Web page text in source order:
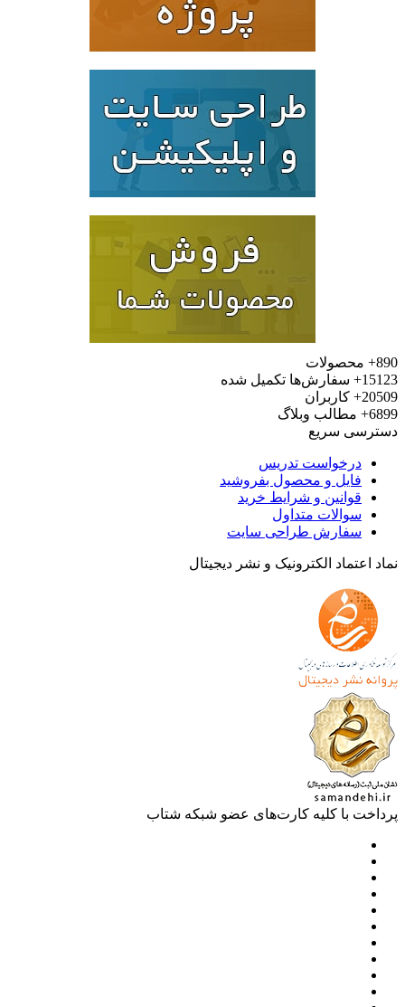
محصولات
سفارش‌ها تکمیل شده
کاربران
مطالب وبلاگ
سریع
درخواست تدریس
فایل و محصول بفروشید
قوانین و شرایط خرید
سوالات متداول
سفارش طراحی سایت
اعتماد الکترونیک و نشر دیجیتال
با کلیه کارت‌های عضو شبکه شتاب